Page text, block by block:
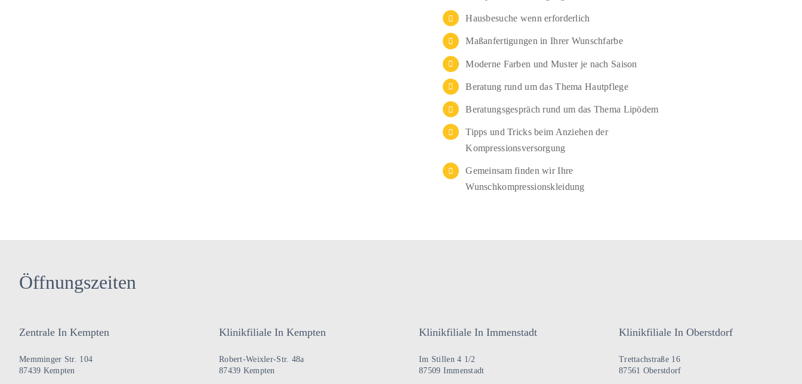
Hausbesuche wenn erforderlich
Maßanfertigungen in Ihrer Wunschfarbe
Moderne Farben und Muster je nach Saison
Beratung rund um das Thema Hautpflege
Beratungsgespräch rund um das Thema Lipödem
Tipps und Tricks beim Anziehen der
Kompressionsversorgung
Gemeinsam finden wir Ihre
Wunschkompressionskleidung
Öffnungszeiten
Zentrale In Kempten
Memminger Str. 104
87439 Kempten
Klinikfiliale In Kempten
Robert-Weixler-Str. 48a
87439 Kempten
Klinikfiliale In Immenstadt
Im Stillen 4 1/2
87509 Immenstadt
Klinikfiliale In Oberstdorf
Trettachstraße 16
87561 Oberstdorf